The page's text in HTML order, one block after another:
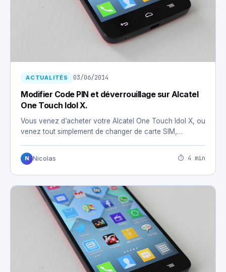
ACTUALITÉS 03/06/2014
Modifier Code PIN et déverrouillage sur Alcatel
One Touch Idol X.
Vous venez d’acheter votre Alcatel One Touch Idol X, ou
venez tout simplement de changer de carte SIM,…
N Nicolas ⏱ 4 min